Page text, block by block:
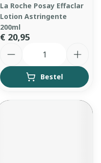
La Roche Posay Effaclar
Lotion Astringente
200ml
€ 20,95
Bestel